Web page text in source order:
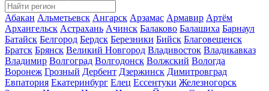
Абакан Альметьевск Ангарск Арзамас Армавир Артём
Архангельск Астрахань Ачинск Балаково Балашиха Барнаул
Батайск Белгород Бердск Березники Бийск Благовещенск
Братск Брянск Великий Новгород Владивосток Владикавказ
Владимир Волгоград Волгодонск Волжский Вологда
Воронеж Грозный Дербент Дзержинск Димитровград
Евпатория Екатеринбург Елец Ессентуки Железногорск